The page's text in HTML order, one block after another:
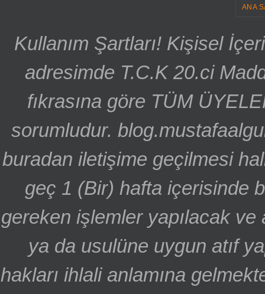
ANA
Kullanım Şartları! Kişisel
adresimde T.C.K 20.ci
fıkrasına göre TÜM
sorumludur.
buradan iletişime geçilmesi
geç 1 (Bir) hafta içerisinde
gereken işlemler yapılacak ve
ya da usulüne uygun atıf
hakları ihlali anlamına